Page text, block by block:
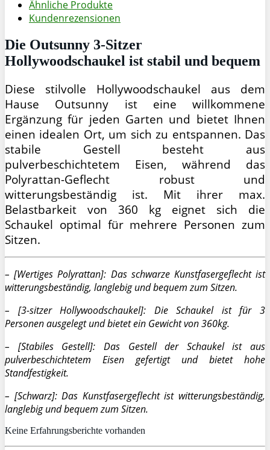
Ähnliche Produkte
Kundenrezensionen
Die Outsunny 3-Sitzer
Hollywoodschaukel ist stabil und bequem
Diese stilvolle Hollywoodschaukel aus dem
Hause Outsunny ist eine willkommene
Ergänzung für jeden Garten und bietet Ihnen
einen idealen Ort, um sich zu entspannen. Das
stabile Gestell besteht aus
pulverbeschichtetem Eisen, während das
Polyrattan-Geflecht robust und
witterungsbeständig ist. Mit ihrer max.
Belastbarkeit von 360 kg eignet sich die
Schaukel optimal für mehrere Personen zum
Sitzen.
– [Wertiges Polyrattan]: Das schwarze Kunstfasergeflecht ist
witterungsbeständig, langlebig und bequem zum Sitzen.
– [3-sitzer Hollywoodschaukel]: Die Schaukel ist für 3
Personen ausgelegt und bietet ein Gewicht von 360kg.
– [Stabiles Gestell]: Das Gestell der Schaukel ist aus
pulverbeschichtetem Eisen gefertigt und bietet hohe
Standfestigkeit.
– [Schwarz]: Das Kunstfasergeflecht ist witterungsbeständig,
langlebig und bequem zum Sitzen.
Keine Erfahrungsberichte vorhanden